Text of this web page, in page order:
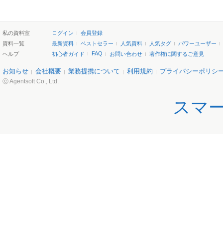
私の資料室 ログイン
会員登録
資料一覧
最新資料 ベストセラー 人気資料 人気タグ
パワーユーザー
ヘルプ
初心者ガイド FAQ お問い合わせ 著作権に関するご意見
お知らせ 会社概要 業務提携について 利用規約 プライバシーポリシ
ⓒ Agentsoft Co., Ltd.
スマ